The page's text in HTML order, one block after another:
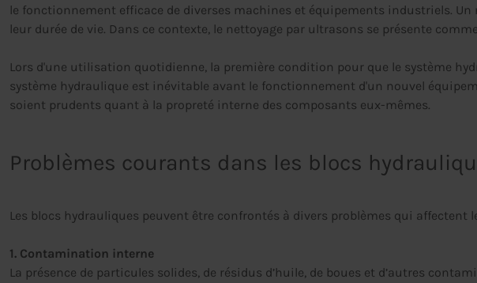
le fonctionnement efficace de diverses machines et équipements industriels.
leur durée de vie. Dans ce contexte, le nettoyage par ultrasons se présente
Lors d'une utilisation quotidienne, la première condition pour que le système
système hydraulique est inévitable avant le fonctionnement d'un nouvel
soient prudents quant à la propreté interne des composants eux-mêmes.
Problèmes courants dans les blocs
Les blocs hydrauliques peuvent être confrontés à divers problèmes qui
1. Contamination interne
La présence de particules solides, de résidus d’huile, de boues et d’autres